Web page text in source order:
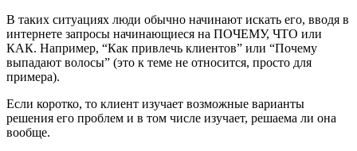
В таких ситуациях люди обычно начинают искать его, вводя в
интернете запросы начинающиеся на ПОЧЕМУ, ЧТО или
КАК. Например, “Как привлечь клиентов” или “Почему
выпадают волосы” (это к теме не относится, просто для
примера).
Если коротко, то клиент изучает возможные варианты
решения его проблем и в том числе изучает, решаема ли она
вообще.